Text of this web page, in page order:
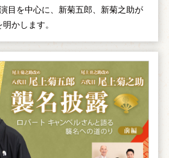
目を中心に、新菊五郎、新菊之助が
かします。